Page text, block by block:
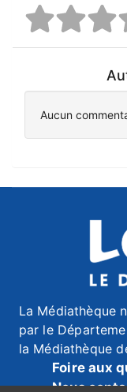
Aucun
La Médiathèque
par le
la Médiathèque
Foire aux
Nous